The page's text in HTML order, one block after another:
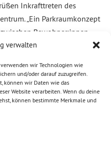
verwalten
wir Technologien wie
und/oder darauf zuzugreifen.
können wir Daten wie das
Website verarbeiten. Wenn du deine
können bestimmte Merkmale und
Inkrafttreten des
„Ein Parkraumkonzept
Bewohner:innen,
Dienstleistern zu
Ich hoffe, dass sich mit
über wegfallende
wenn in Stoßzeiten der
Interessen der […]